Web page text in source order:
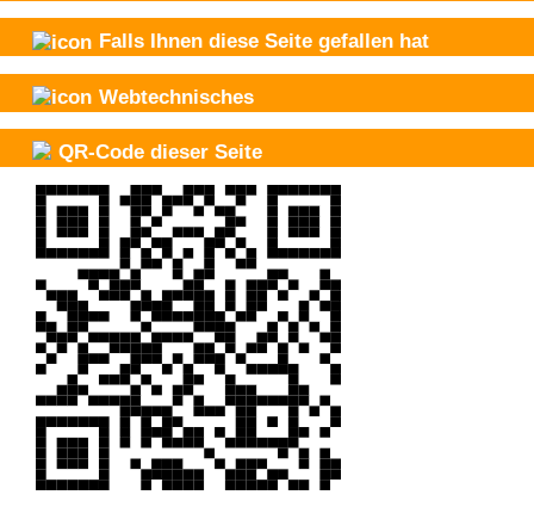
Falls Ihnen diese Seite gefallen hat
Webtechnisches
QR-Code dieser Seite